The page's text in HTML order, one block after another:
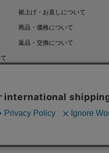
裾上げ・お直しについて
商品・価格について
返品・交換について